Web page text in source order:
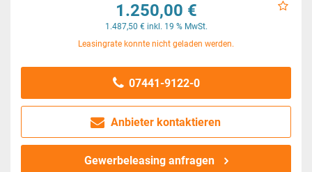
1.250,00 €
1.487,50 € inkl. 19 % MwSt.
Leasingrate konnte nicht geladen werden.
07441-9122-0
Anbieter kontaktieren
Gewerbeleasing anfragen